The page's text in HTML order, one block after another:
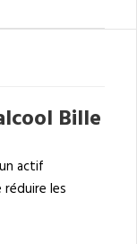
Bille
actif
les